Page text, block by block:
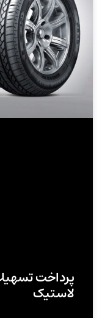
لاستیک